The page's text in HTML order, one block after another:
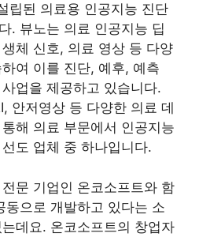
립된 의료용 인공지능 진단
. 뷰노는 의료 인공지능 딥
체 신호, 의료 영상 등 다양
여 이를 진단, 예후, 예측
업을 제공하고 있습니다.
안저영상 등 다양한 의료 데
해 의료 부문에서 인공지능
도 업체 중 하나입니다.
문 기업인 온코소프트와 함
동으로 개발하고 있다는 소
데요. 온코소프트의 창업자